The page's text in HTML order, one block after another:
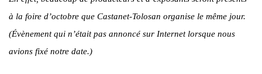
à la foire d’octobre que Castanet-Tolosan organise le même jour.
(Évènement qui n’était pas annoncé sur Internet lorsque nous
avions fixé notre date.)